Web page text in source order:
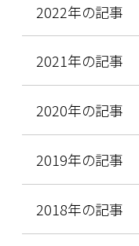
2022年の記事
2021年の記事
2020年の記事
2019年の記事
2018年の記事